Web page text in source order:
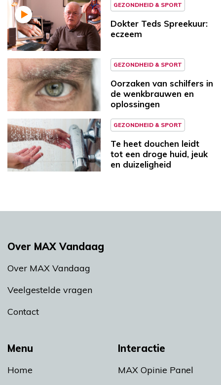
GEZONDHEID & SPORT
Dokter Teds Spreekuur:
eczeem
GEZONDHEID & SPORT
Oorzaken van schilfers in
de wenkbrauwen en
oplossingen
GEZONDHEID & SPORT
Te heet douchen leidt
tot een droge huid, jeuk
en duizeligheid
Menu
Home
Interactie
MAX Opinie Panel
Over MAX Vandaag
Over MAX Vandaag
Veelgestelde vragen
Contact